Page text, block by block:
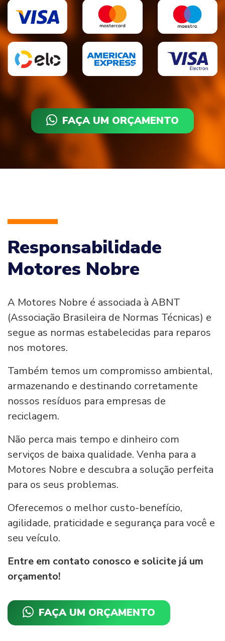
FAÇA UM ORÇAMENTO
Responsabilidade
Motores Nobre
A Motores Nobre é associada à ABNT
(Associação Brasileira de Normas Técnicas) e
segue as normas estabelecidas para reparos
nos motores.
Também temos um compromisso ambiental,
armazenando e destinando corretamente
nossos resíduos para empresas de
reciclagem.
Não perca mais tempo e dinheiro com
serviços de baixa qualidade. Venha para a
Motores Nobre e descubra a solução perfeita
para os seus problemas.
Oferecemos o melhor custo-benefício,
agilidade, praticidade e segurança para você e
seu veículo.
Entre em contato conosco e solicite já um
orçamento!
FAÇA UM ORÇAMENTO